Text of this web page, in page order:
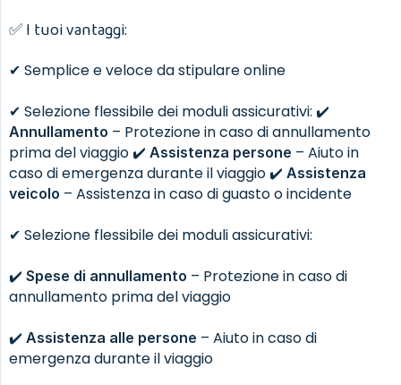
✅ I tuoi vantaggi:
✔ Semplice e veloce da stipulare online
✔ Selezione flessibile dei moduli assicurativi: ✔️
Annullamento – Protezione in caso di annullamento
prima del viaggio ✔️ Assistenza persone – Aiuto in
caso di emergenza durante il viaggio ✔️ Assistenza
veicolo – Assistenza in caso di guasto o incidente
✔ Selezione flessibile dei moduli assicurativi:
✔️ Spese di annullamento – Protezione in caso di
annullamento prima del viaggio
✔️ Assistenza alle persone – Aiuto in caso di
emergenza durante il viaggio